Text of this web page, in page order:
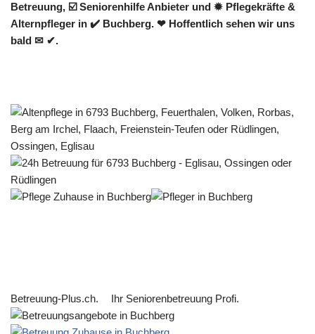
Betreuung, ☑️ Seniorenhilfe Anbieter und ✹ Pflegekräfte &
Alternpfleger in ✔️ Buchberg. ❤ Hoffentlich sehen wir uns
bald ✉ ✔.
Betreuung-Plus.ch. Ihr Seniorenbetreuung Profi.